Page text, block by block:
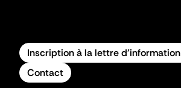
Inscription à la lettre d'information
Contact